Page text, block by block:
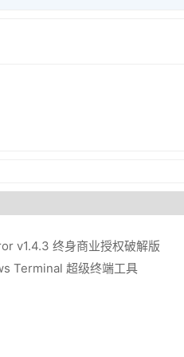
v1.4.3 终身商业授权破解版
Terminal 超级终端工具